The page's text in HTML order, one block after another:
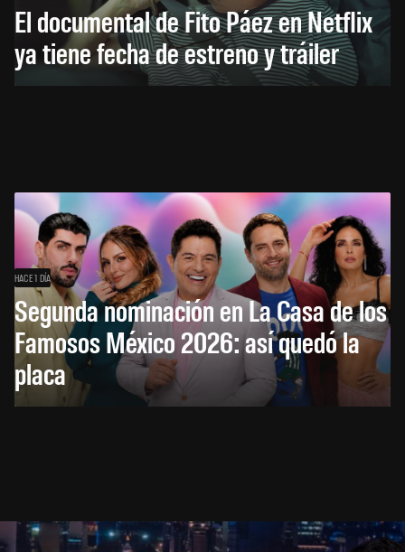
El documental de Fito Páez en Netflix
ya tiene fecha de estreno y tráiler
HACE 1 DÍA
Segunda nominación en La Casa de los
Famosos México 2026: así quedó la
placa